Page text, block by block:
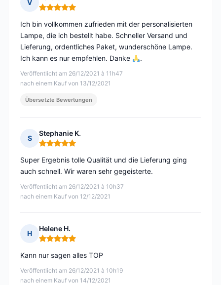
V
Hinweis: 5 von 5
Veröffentlicht am 26/12/2021 à 11h47
nach einem Kauf von 13/12/2021
Ich bin vollkommen zufrieden mit der personalisierten
Lampe, die ich bestellt habe. Schneller Versand und
Lieferung, ordentliches Paket, wunderschöne Lampe.
Ich kann es nur empfehlen. Danke
.
Übersetzte Bewertungen
S
Stephanie K.
Hinweis: 5 von 5
Veröffentlicht am 26/12/2021 à 10h37
nach einem Kauf von 12/12/2021
Super Ergebnis tolle Qualität und die Lieferung ging
auch schnell. Wir waren sehr gegeisterte.
H
Helene H.
Hinweis: 5 von 5
Veröffentlicht am 26/12/2021 à 10h19
nach einem Kauf von 14/12/2021
Kann nur sagen alles TOP